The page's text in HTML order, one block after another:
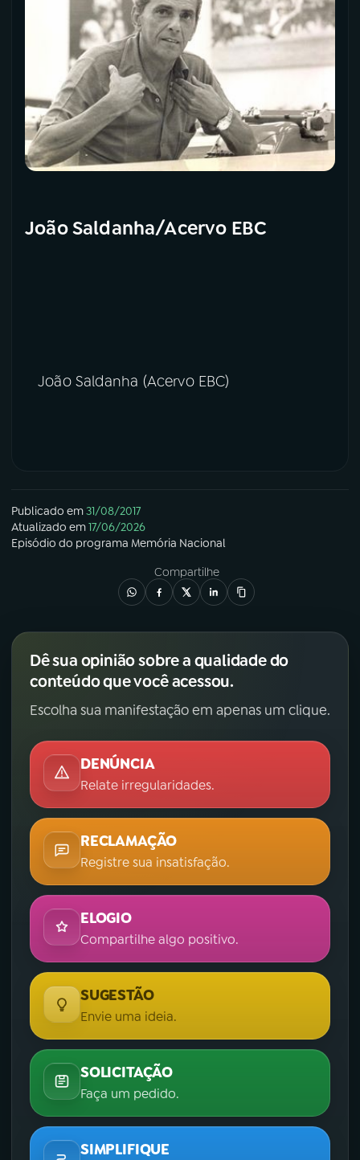
João Saldanha/Acervo EBC
João Saldanha (Acervo EBC)
Publicado em31/08/2017
Atualizado em17/06/2026
Episódio do programa Memória Nacional
Compartilhe
Dê sua opinião sobre a qualidade do
conteúdo que você acessou.
Escolha sua manifestação em apenas um clique.
DENÚNCIA
Relate irregularidades.
RECLAMAÇÃO
Registre sua insatisfação.
ELOGIO
Compartilhe algo positivo.
SUGESTÃO
Envie uma ideia.
SOLICITAÇÃO
Faça um pedido.
SIMPLIFIQUE